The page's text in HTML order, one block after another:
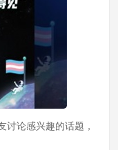
讨论感兴趣的话题，